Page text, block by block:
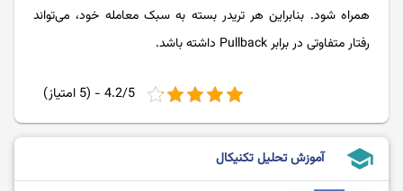
همراه شود. بنابراین هر تریدر بسته به سبک معامله خود، می‌تواند
رفتار متفاوتی در برابر Pullback داشته باشد.
4.2/5 - (5 امتیاز)
school آموزش تحلیل تکنیکال